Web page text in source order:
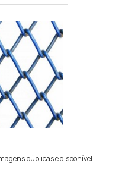
públicas e disponível